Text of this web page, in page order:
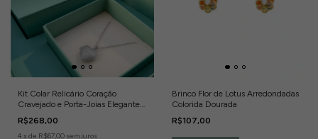
Kit Colar Relicário Coração
Cravejado e Porta-Joias Elegante
Banho de Ródio Branco
R$268,00
4 x de R$67,00 sem juros
Brinco Flor de Lotus Arredondadas
Colorida Dourada
R$107,00